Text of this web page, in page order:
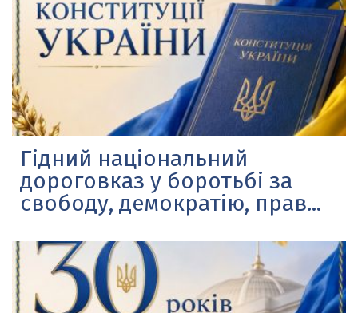
Гідний національний
дороговказ у боротьбі за
свободу, демократію, прав...